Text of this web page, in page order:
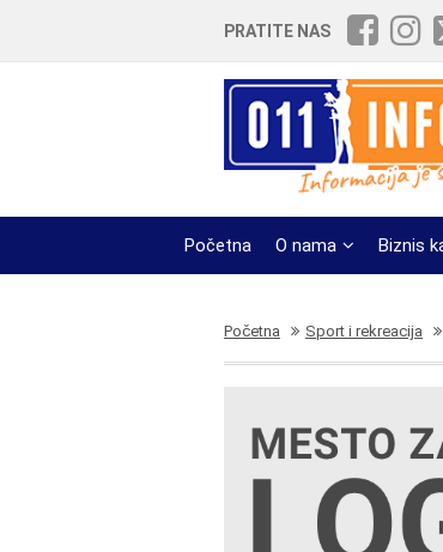
PRATITE NAS
Početna O nama Biznis
Početna Sport i rekreacija